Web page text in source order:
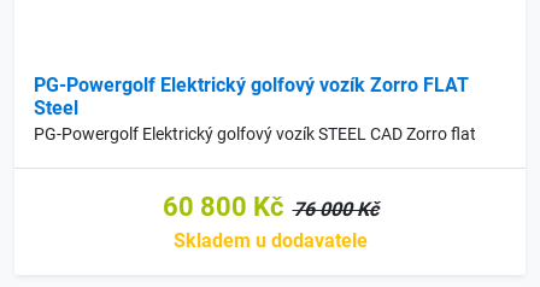
PG-Powergolf Elektrický golfový vozík Zorro FLAT
Steel
PG-Powergolf Elektrický golfový vozík STEEL CAD Zorro flat
60 800 Kč 76 000 Kč
Skladem u dodavatele